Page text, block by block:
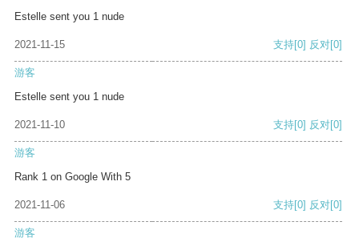
Estelle sent you 1 nude
2021-11-15 支持[0] 反对[0]
游客
Estelle sent you 1 nude
2021-11-10 支持[0] 反对[0]
游客
Rank 1 on Google With 5
2021-11-06 支持[0] 反对[0]
游客